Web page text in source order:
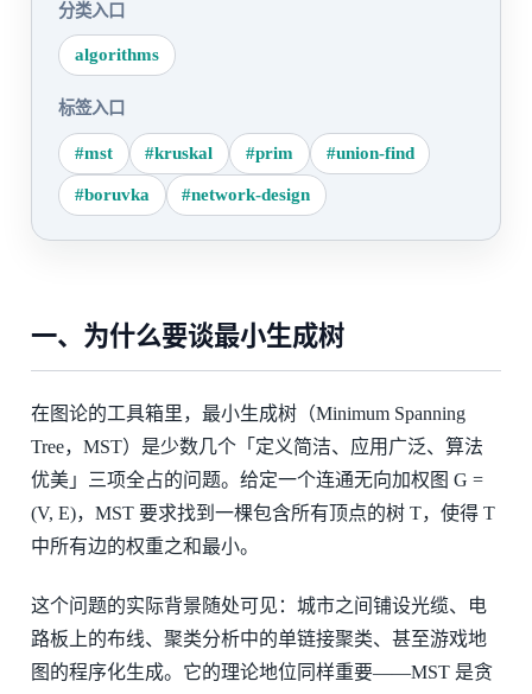
分类入口
algorithms
标签入口
#mst #kruskal #prim #union-find
#boruvka #network-design
一、为什么要谈最小生成树
在图论的工具箱里，最小生成树（Minimum Spanning
Tree，MST）是少数几个「定义简洁、应用广泛、算法
优美」三项全占的问题。给定一个连通无向加权图 G =
(V, E)，MST 要求找到一棵包含所有顶点的树 T，使得 T
中所有边的权重之和最小。
这个问题的实际背景随处可见：城市之间铺设光缆、电
路板上的布线、聚类分析中的单链接聚类、甚至游戏地
图的程序化生成。它的理论地位同样重要——MST 是贪